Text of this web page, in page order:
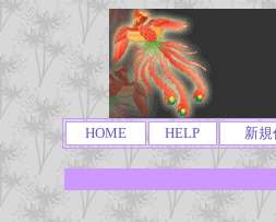
HOME HELP 新